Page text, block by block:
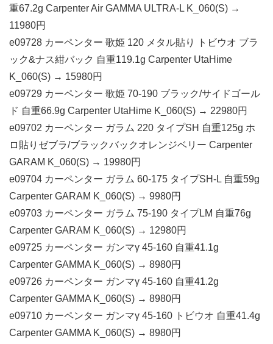
重67.2g Carpenter Air GAMMA ULTRA-L K_060(S) →
11980円
e09728 カーペンター 歌姫 120 メタル貼り トビウオ ブラ
ック&ナス紺バック 自重119.1g Carpenter UtaHime
K_060(S) → 15980円
e09729 カーペンター 歌姫 70-190 ブラック/サイドゴール
ド 自重66.9g Carpenter UtaHime K_060(S) → 22980円
e09702 カーペンター ガラム 220 タイプSH 自重125g ホ
ロ貼りゼブラ/ブラックバックオレンジベリー Carpenter
GARAM K_060(S) → 19980円
e09704 カーペンター ガラム 60-175 タイプSH-L 自重59g
Carpenter GARAM K_060(S) → 9980円
e09703 カーペンター ガラム 75-190 タイプLM 自重76g
Carpenter GARAM K_060(S) → 12980円
e09725 カーペンター ガンマγ 45-160 自重41.1g
Carpenter GAMMA K_060(S) → 8980円
e09726 カーペンター ガンマγ 45-160 自重41.2g
Carpenter GAMMA K_060(S) → 8980円
e09710 カーペンター ガンマγ 45-160 トビウオ 自重41.4g
Carpenter GAMMA K_060(S) → 8980円